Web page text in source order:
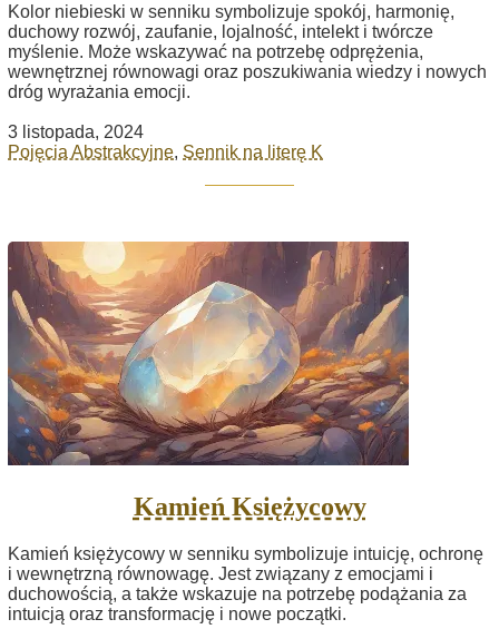
Kolor niebieski w senniku symbolizuje spokój, harmonię,
duchowy rozwój, zaufanie, lojalność, intelekt i twórcze
myślenie. Może wskazywać na potrzebę odprężenia,
wewnętrznej równowagi oraz poszukiwania wiedzy i nowych
dróg wyrażania emocji.
3 listopada, 2024
Pojęcia Abstrakcyjne, Sennik na literę K
Kamień Księżycowy
Kamień księżycowy w senniku symbolizuje intuicję, ochronę
i wewnętrzną równowagę. Jest związany z emocjami i
duchowością, a także wskazuje na potrzebę podążania za
intuicją oraz transformację i nowe początki.